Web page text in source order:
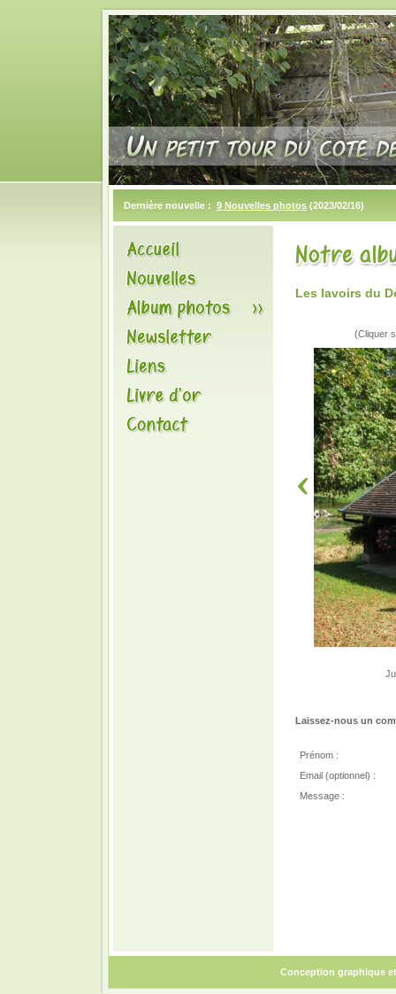
Dernière nouvelle : 9 Nouvelles photos (2023/02/16)
Les lavoirs du
(Cliquer
Laissez-nous un
Prénom :
Email (optionnel) :
Message :
Conception graphique